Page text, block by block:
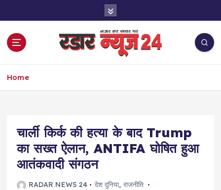
Home
चार्ली किर्क की हत्या के बाद Trump
का सख्त ऐलान, ANTIFA घोषित हुआ
आतंकवादी संगठन
RADAR NEWS 24 देश दुनिया, राजनीति